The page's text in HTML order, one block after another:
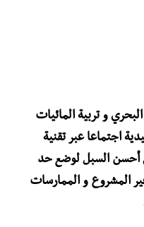
و تربية المائيات
اجتماعا عبر تقنية
أحسن السبل لوضع حد
المشروع و الممارسات